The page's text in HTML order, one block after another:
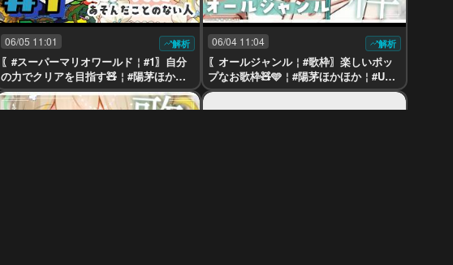
06/05 11:01 解析
〖#スーパーマリオワールド￤#1〗自分
の力でクリアを目指す🧸￤#陽茅ほかほ
か￤#UniVIRTUAL #Vtuber
06/04 11:04 解析
〖オールジャンル￤#歌枠〗楽しいポッ
プなお歌枠🧸🩵￤#陽茅ほかほか￤#Uni
VIRTUAL #Vtuber